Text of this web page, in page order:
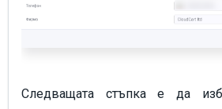
Следващата стъпка е да